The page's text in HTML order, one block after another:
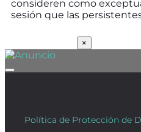
consideren como
sesión que las
×
Política de Protección de